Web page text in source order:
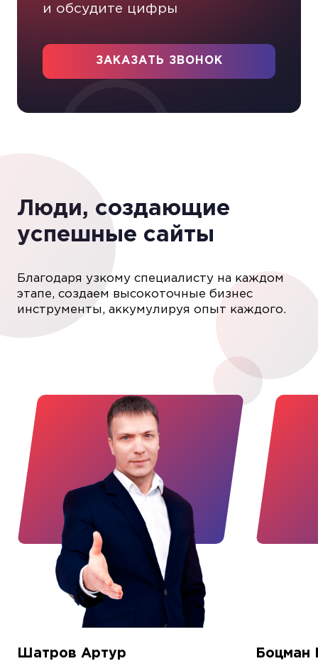
и обсудите цифры
ЗАКАЗАТЬ ЗВОНОК
Люди, создающие
успешные сайты
Благодаря узкому специалисту на каждом
этапе, создаем высокоточные бизнес
инструменты, аккумулируя опыт каждого.
Шатров Артур Боцман